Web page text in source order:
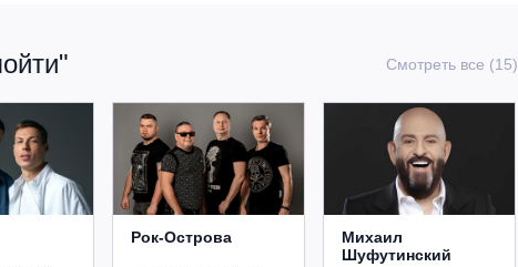
Смотреть все (15)
Рок-Острова
Михаил
Шуфутинский